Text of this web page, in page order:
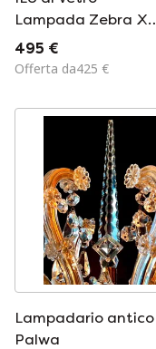
Lampada Zebra XL
45 cm Space Age
495 €
Offerta da425 €
Lampadario antico
Palwa